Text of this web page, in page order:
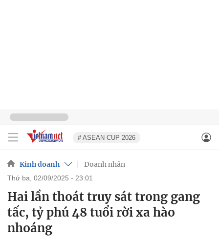
# ASEAN CUP 2026
Kinh doanh Doanh nhân
thứ ba, 02/09/2025 - 23:01
Hai lần thoát truy sát trong gang
tấc, tỷ phú 48 tuổi rời xa hào
nhoáng